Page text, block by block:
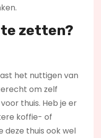
zetten?
het nuttigen van
om zelf
thuis. Heb je er
koffie- of
deze thuis ook wel